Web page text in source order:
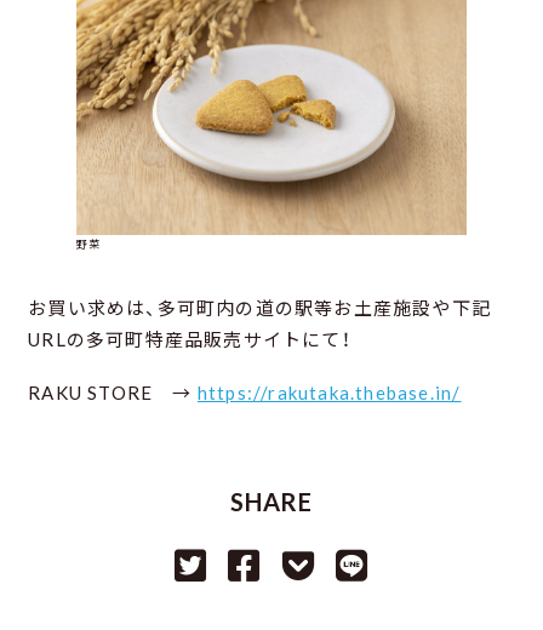
野菜
お買い求めは、多可町内の道の駅等お土産施設や下記
URLの多可町特産品販売サイトにて！
RAKU STORE → https://rakutaka.thebase.in/
SHARE